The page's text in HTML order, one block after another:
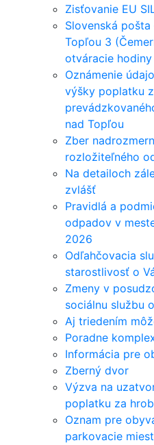
Zisťovanie EU
Slovenská
Topľou 3
otváracie hodiny
Oznámenie
výšky poplatku
nad Topľou
Zber
rozložiteľného
Na detailoch
zvlášť
Pravidlá a
odpadov v
2026
Odľahčovacia
starostlivosť o
Zmeny v
sociálnu službu
Aj triedením
Poradne
Informácia pre
Zberný dvor
Výzva na
poplatku za
Oznam pre
parkovacie